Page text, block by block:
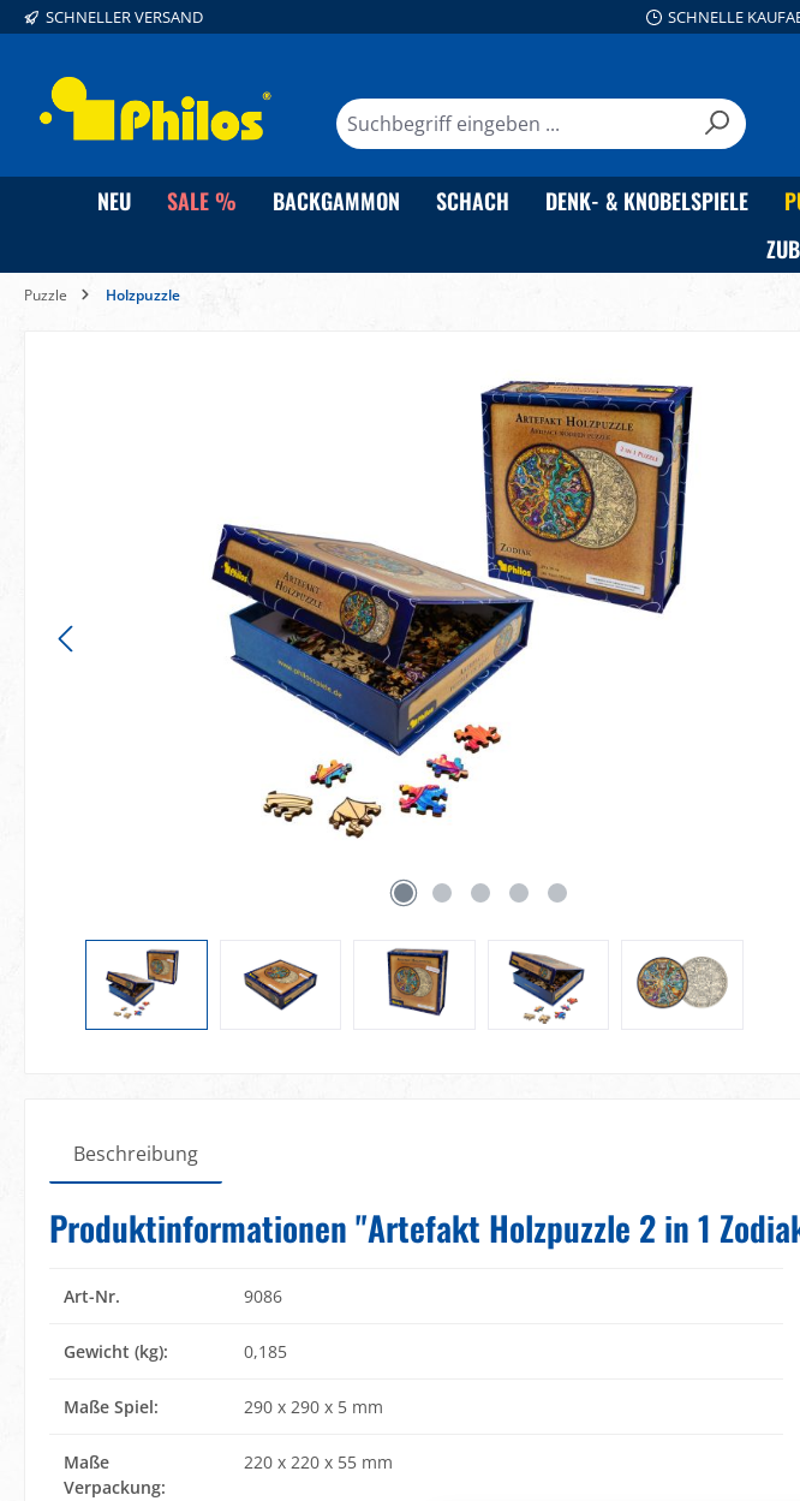
Zur Hauptnavigation springen
SCHNELLER VERSAND SCHNELLE
NEU SALE % BACKGAMMON SCHACH DENK- & KNOBELSPIELE
Puzzle Holzpuzzle
Beschreibung
Produktinformationen "Artefakt Holzpuzzle 2 in 1
Art-Nr. 9086
Gewicht (kg): 0,185
Maße Spiel: 290 x 290 x 5 mm
Maße
Verpackung:
220 x 220 x 55 mm